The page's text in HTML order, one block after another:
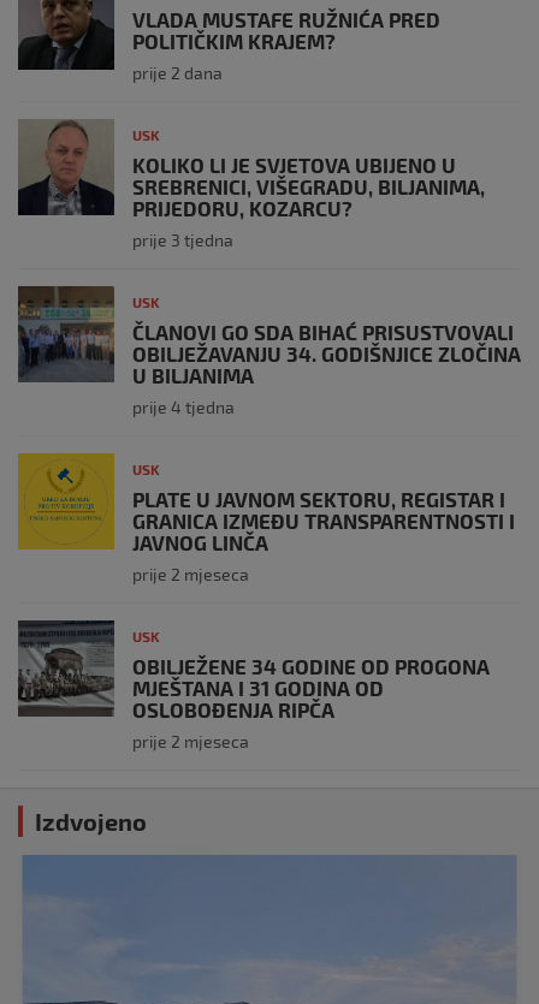
VLADA MUSTAFE RUŽNIĆA PRED
POLITIČKIM KRAJEM?
prije 2 dana
USK
KOLIKO LI JE SVJETOVA UBIJENO U
SREBRENICI, VIŠEGRADU, BILJANIMA,
PRIJEDORU, KOZARCU?
prije 3 tjedna
USK
ČLANOVI GO SDA BIHAĆ PRISUSTVOVALI
OBILJEŽAVANJU 34. GODIŠNJICE ZLOČINA
U BILJANIMA
prije 4 tjedna
USK
PLATE U JAVNOM SEKTORU, REGISTAR I
GRANICA IZMEĐU TRANSPARENTNOSTI I
JAVNOG LINČA
prije 2 mjeseca
USK
OBILJEŽENE 34 GODINE OD PROGONA
MJEŠTANA I 31 GODINA OD
OSLOBOĐENJA RIPČA
prije 2 mjeseca
Izdvojeno